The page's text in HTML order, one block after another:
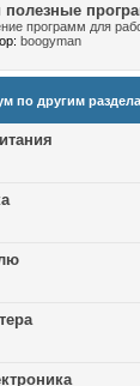
полезные
программ для
boogyman
по другим